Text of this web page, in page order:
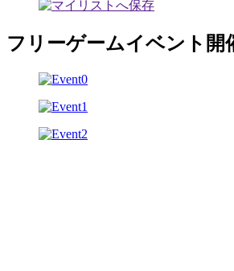
フリーゲームイベント開